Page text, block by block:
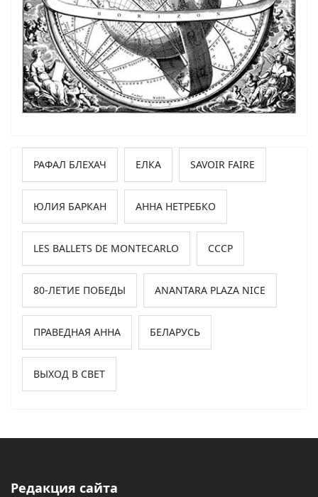
РАФАЛ БЛЕХАЧ ЕЛКА SAVOIR FAIRE
ЮЛИЯ БАРКАН АННА НЕТРЕБКО
LES BALLETS DE MONTECARLO СССР
80-ЛЕТИЕ ПОБЕДЫ ANANTARA PLAZA NICE
ПРАВЕДНАЯ АННА БЕЛАРУСЬ
ВЫХОД В СВЕТ
Редакция сайта